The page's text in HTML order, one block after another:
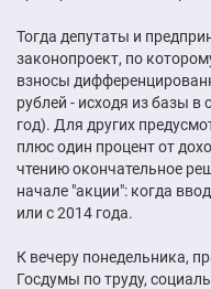
Тогда депутаты и
законопроект, по
взносы
рублей - исходя из базы
год). Для других
плюс один процент от
чтению окончательное
начале "акции": когда
или с 2014 года.
К вечеру понедельника,
Госдумы по труду,